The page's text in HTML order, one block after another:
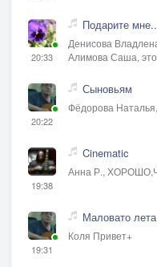
20:33
Подарите
Денисова
Алимова Саша, это
20:22
Сыновьям
Фёдорова
19:38
Cinematic
Анна Р.,
19:31
Маловато лета
Коля Привет+